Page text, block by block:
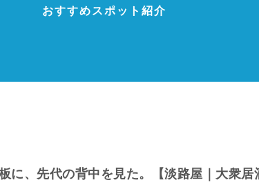
おすすめスポット紹介
に、先代の背中を見た。【淡路屋｜大衆居